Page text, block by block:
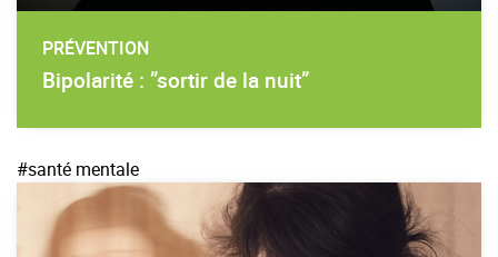
PRÉVENTION
Bipolarité : ”sortir de la nuit”
#santé mentale